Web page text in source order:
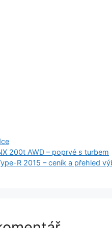
200t AWD – poprvé s turbem
R 2015 – ceník a přehled